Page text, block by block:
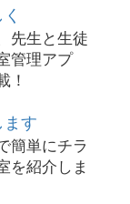
先生と生徒
管理アプ
！
す
簡単にチラ
を紹介しま